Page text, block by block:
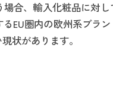
合、輸入化粧品に対
EU圏内の欧州系ブラ
状があります。